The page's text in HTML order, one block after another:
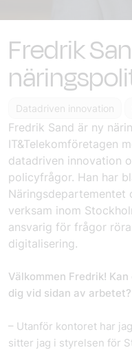
Fredrik
Datadriven innovation
Fredrik Sand är ny
IT&Telekomföretagen
datadriven innovation
policyfrågor. Han har
Näringsdepartementet
verksam inom
ansvarig för frågor
digitalisering.
Välkommen Fredrik!
dig vid sidan av arbetet?
– Utanför kontoret har
sitter jag i styrelsen för